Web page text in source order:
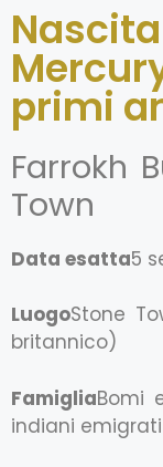
primi
Farrokh
Town
Data esatta5
LuogoStone
britannico)
FamigliaBomi
indiani